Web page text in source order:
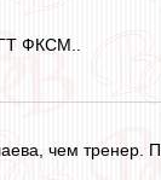
ФКСМ..
чем тренер.